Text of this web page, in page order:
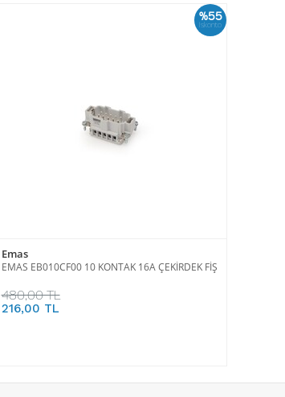
%55
İskonto
Emas
EMAS EB010CF00 10 KONTAK 16A ÇEKİRDEK FİŞ
480,00 TL
216,00 TL